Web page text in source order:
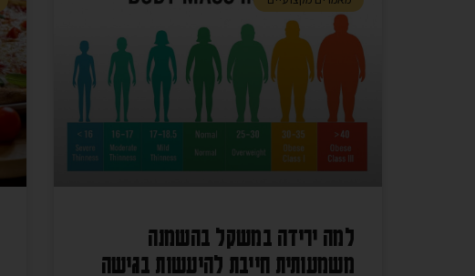
למה ירידה במשקל בהשמנה
משמעותית חייבת להיעשות בגישה